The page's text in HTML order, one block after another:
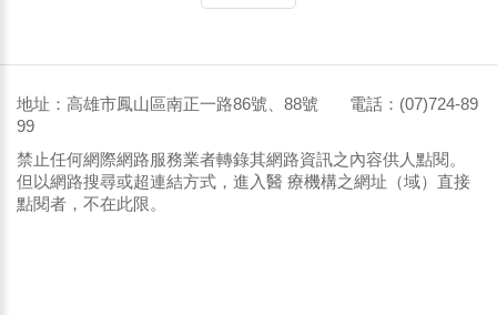
地址：高雄市鳳山區南正一路86號、88號 電話：(07)724-89
99
禁止任何網際網路服務業者轉錄其網路資訊之內容供人點閱。
但以網路搜尋或超連結方式，進入醫 療機構之網址（域）直接
點閱者，不在此限。